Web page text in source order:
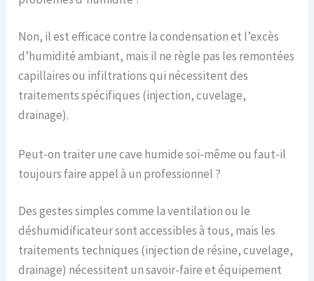
Non, il est efficace contre la condensation et l’excès
d’humidité ambiant, mais il ne règle pas les remontées
capillaires ou infiltrations qui nécessitent des
traitements spécifiques (injection, cuvelage,
drainage).
Peut-on traiter une cave humide soi-même ou faut-il
toujours faire appel à un professionnel ?
Des gestes simples comme la ventilation ou le
déshumidificateur sont accessibles à tous, mais les
traitements techniques (injection de résine, cuvelage,
drainage) nécessitent un savoir-faire et équipement